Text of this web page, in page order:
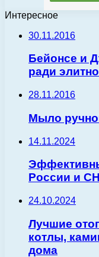
Интересное
30.11.2016
Бейонсе и
ради
28.11.2016
Мыло
14.11.2024
России и
24.10.2024
Лучшие
котлы,
дома